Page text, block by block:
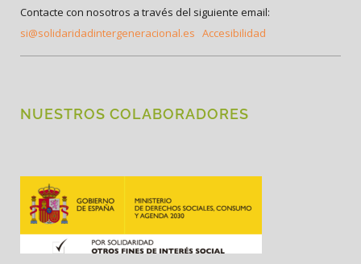
Contacte con nosotros a través del siguiente email:
si@solidaridadintergeneracional.es Accesibilidad
NUESTROS COLABORADORES